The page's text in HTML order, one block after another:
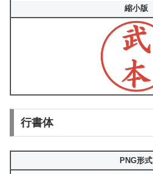
縮小版
行書体
PNG形式